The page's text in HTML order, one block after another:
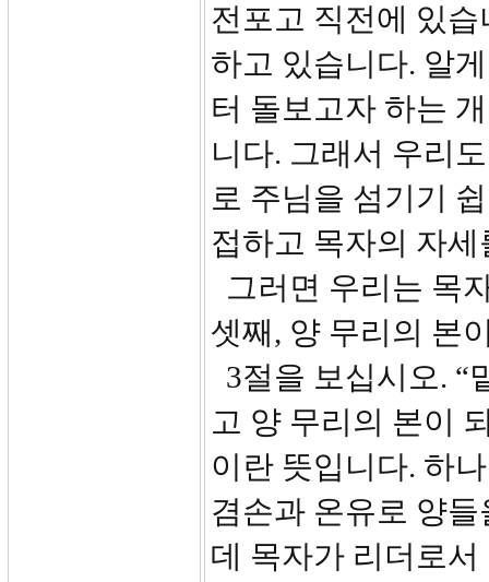
전포고 직전에 있
하고 있습니다. 알
터 돌보고자 하는
니다. 그래서 우리
로 주님을 섬기기
접하고 목자의 자
그러면 우리는 목
셋째, 양 무리의 본
3절을 보십시오. “
고 양 무리의 본이
이란 뜻입니다. 하
겸손과 온유로 양
데 목자가 리더로